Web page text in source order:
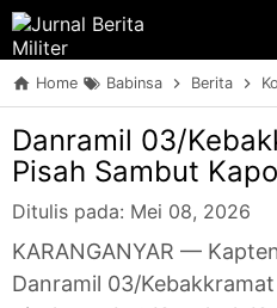
Home Babinsa Berita
Danramil 03/
Pisah Sambut
Ditulis pada: Mei 08, 2026
KARANGANYAR —
Danramil 03/